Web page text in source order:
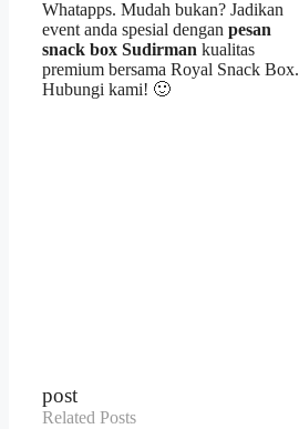
Whatapps. Mudah bukan? Jadikan
event anda spesial dengan pesan
snack box Sudirman kualitas
premium bersama Royal Snack Box.
Hubungi kami! 🙂
post
Related Posts